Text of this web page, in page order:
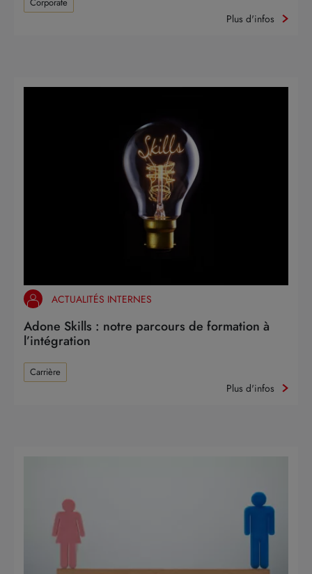
Plus d'infos
ACTUALITÉS INTERNES
Adone Skills : notre parcours de formation à
l’intégration
Carrière
Plus d'infos